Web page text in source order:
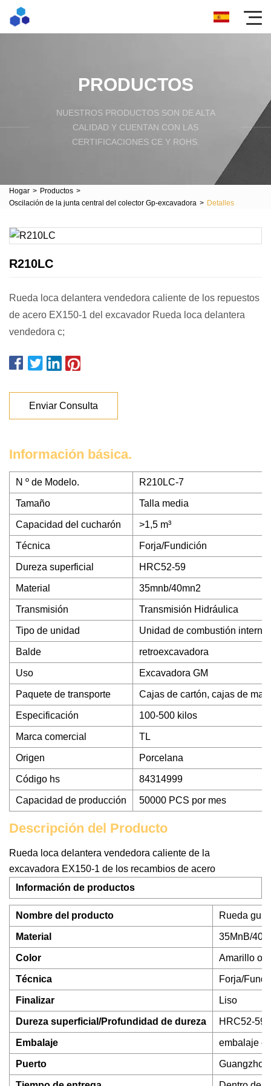
PRODUCTOS
NUESTROS PRODUCTOS SON DE ALTA
CALIDAD Y CUENTAN CON LAS
CERTIFICACIONES CE Y ROHS.
Hogar > Productos >
Oscilación de la junta central del colector Gp-excavadora > Detalles
R210LC
Rueda loca delantera vendedora caliente de los repuestos
de acero EX150-1 del excavador Rueda loca delantera
vendedora c;
Enviar Consulta
Información básica.
N º de Modelo. R210LC-7
Tamaño Talla media
Capacidad del cucharón >1,5 m³
Técnica Forja/Fundición
Dureza superficial HRC52-59
Material 35mnb/40mn2
Transmisión Transmisión Hidráulica
Tipo de unidad Unidad de combustión interna
Balde retroexcavadora
Uso Excavadora GM
Paquete de transporte Cajas de cartón, cajas de
Especificación 100-500 kilos
Marca comercial TL
Origen Porcelana
Código hs 84314999
Capacidad de producción 50000 PCS por mes
Descripción del Producto
Rueda loca delantera vendedora caliente de la
excavadora EX150-1 de los recambios de acero
Información de productos
Nombre del producto Rueda
Material 35MnB/
Color Amarillo o
Técnica Forja/
Finalizar Liso
Dureza superficial/Profundidad de dureza HRC52-59/
Embalaje embalaje
Puerto